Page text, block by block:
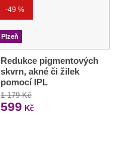
-49 %
Plzeň
Redukce pigmentových
skvrn, akné či žilek
pomocí IPL
1 179 Kč
599 Kč